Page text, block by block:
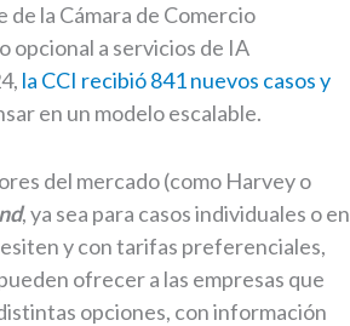
la Cámara de Comercio
opcional a servicios de IA
la CCI recibió 841 nuevos casos y
en un modelo escalable.
del mercado (como Harvey o
, ya sea para casos individuales o en
y con tarifas preferenciales,
ofrecer a las empresas que
opciones, con información